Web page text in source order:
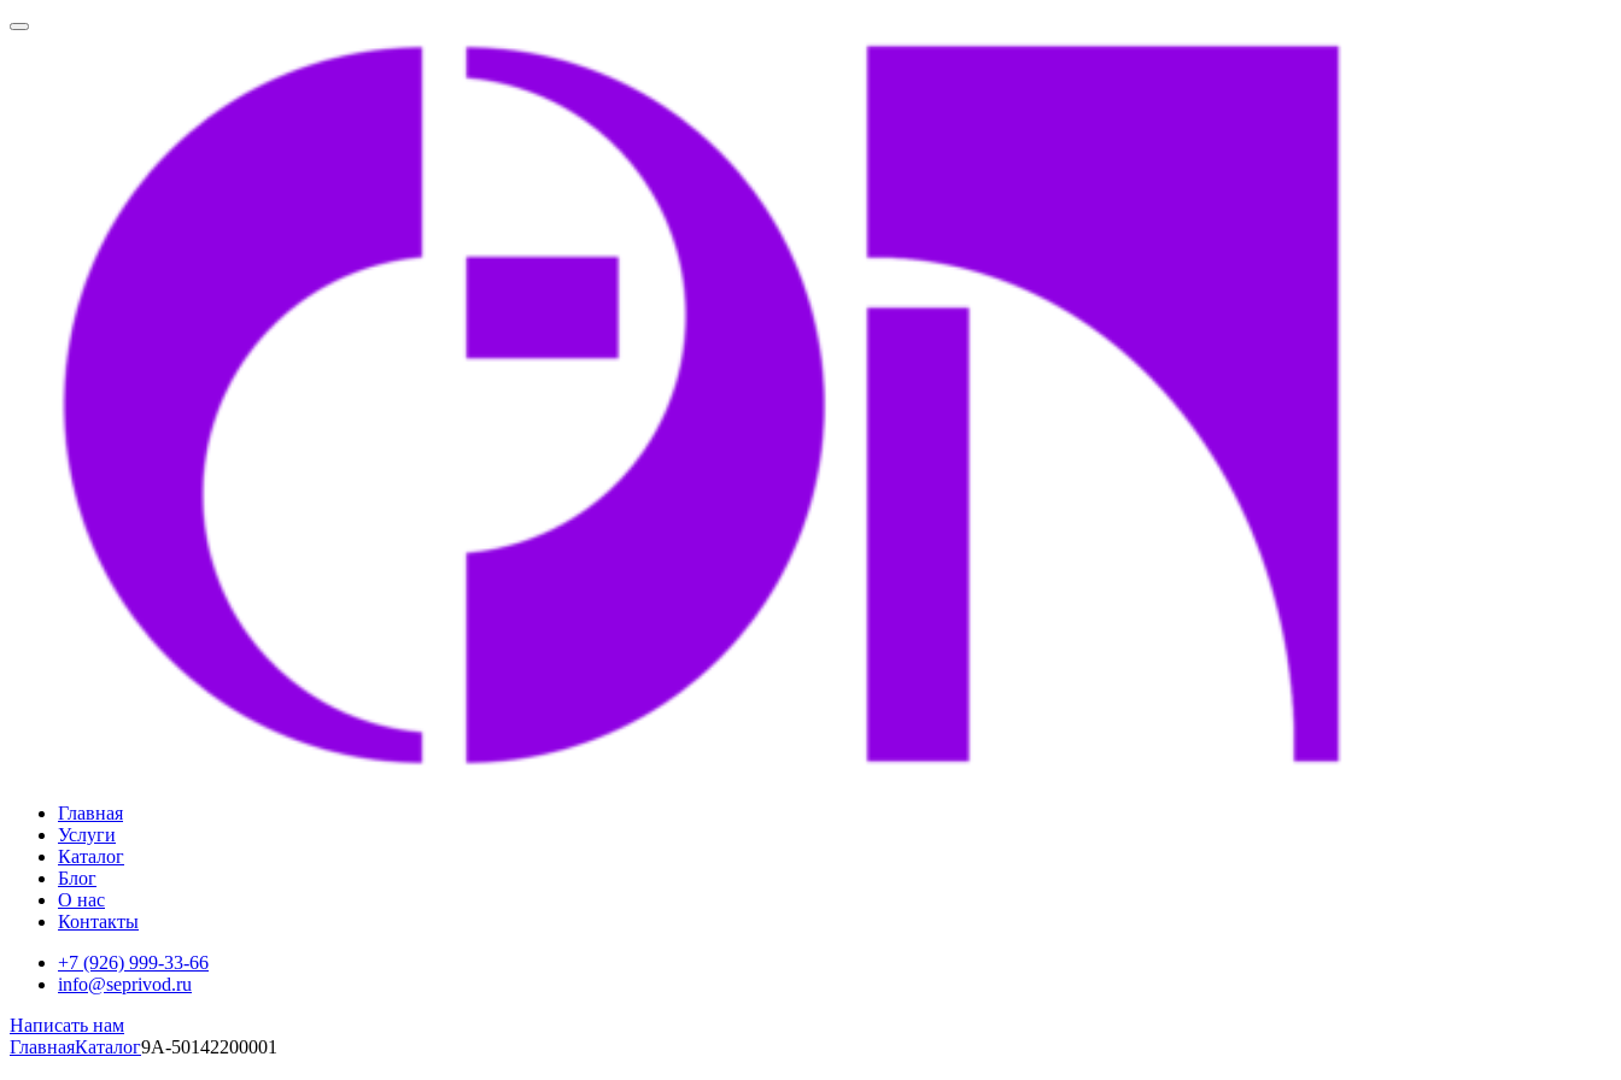
Главная
Услуги
Каталог
Блог
О нас
Контакты
+7 (926) 999-33-66
info@seprivod.ru
Написать нам
ГлавнаяКаталог9A-50142200001